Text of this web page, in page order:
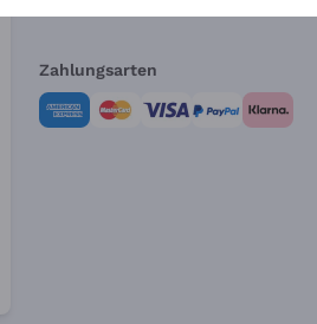
Zahlungsarten